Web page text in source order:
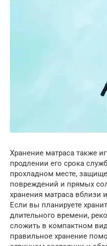
Хранение матраса также
продлении его срока
прохладном месте,
повреждений и прямых
хранения матраса вблизи
Если вы планируете
длительного времени,
сложить в компактном
правильное хранение